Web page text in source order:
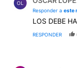
OL
Responder a este
LOS DEBE
RESPONDER